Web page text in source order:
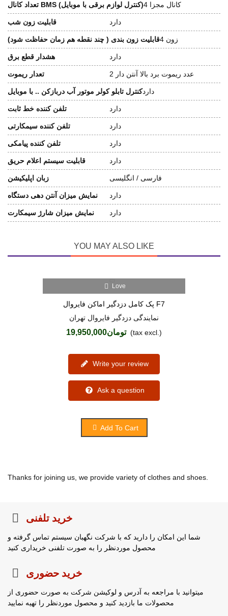
تعداد کانال BMS (کنترل لوازم برقی با موبایل) 4 کانال مجزا
قابلیت زون شب دارد
قابلیت زون بندی ( چند نقطه هم زمان حفاظت شود) 4 زون
هشدار قطع برق دارد
تعدار ریموت 2 عدد ریموت برد بالا آنتن دار
کنترل تابلو کولر موتور آب دربازکن .. با موبایلدارد
تلفن کننده خط ثابت دارد
تلفن کننده سیمکارتی دارد
تلفن کننده پیامکی دارد
قابلیت سیستم اعلام حریق دارد
زبان اپلیکیشن فارسی / انگلیسی
نمایش میزان آنتن دهی دستگاه دارد
نمایش میزان شارژ سیمکارت دارد
YOU MAY ALSO LIKE
Love
پک کامل دزدگیر اماکن فایروال F7
نمایندگی دزدگیر فایروال تهران
تومان19,950,000 (tax excl.)
Write your review
Ask a question
Add To Cart
Thanks for joining us, we provide variety of clothes and shoes.
خرید تلفنی
شما این امکان را دارید که با شرکت نگهبان سیستم تماس گرفته و
محصول موردنظر را به صورت تلفنی خریداری کنید
خرید حضوری
میتوانید با مراجعه به آدرس و لوکیشن شرکت به صورت حضوری از
محصولات ما بازدید کنید و محصول موردنظر را تهیه نمایید